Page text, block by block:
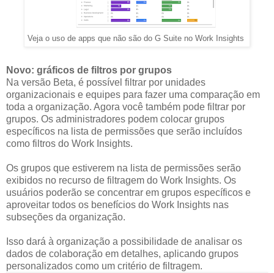
Veja o uso de apps que não são do G Suite no Work Insights
Novo: gráficos de filtros por grupos
Na versão Beta, é possível filtrar por unidades
organizacionais e equipes para fazer uma comparação em
toda a organização. Agora você também pode filtrar por
grupos. Os administradores podem colocar grupos
específicos na lista de permissões que serão incluídos
como filtros do Work Insights.
Os grupos que estiverem na lista de permissões serão
exibidos no recurso de filtragem do Work Insights. Os
usuários poderão se concentrar em grupos específicos e
aproveitar todos os benefícios do Work Insights nas
subseções da organização.
Isso dará à organização a possibilidade de analisar os
dados de colaboração em detalhes, aplicando grupos
personalizados como um critério de filtragem.